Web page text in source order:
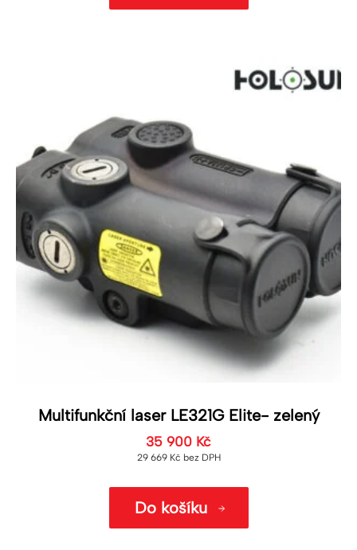
Multifunkční laser LE321G Elite- zelený
35 900 Kč
29 669 Kč bez DPH
Do košíku